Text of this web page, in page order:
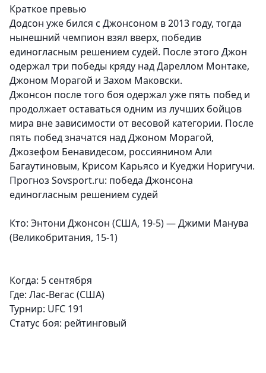
Краткое превью
Додсон уже бился с Джонсоном в 2013 году, тогда
нынешний чемпион взял вверх, победив
единогласным решением судей. После этого Джон
одержал три победы кряду над Дареллом Монтаке,
Джоном Морагой и Захом Маковски.
Джонсон после того боя одержал уже пять побед и
продолжает оставаться одним из лучших бойцов
мира вне зависимости от весовой категории. После
пять побед значатся над Джоном Морагой,
Джозефом Бенавидесом, россиянином Али
Багаутиновым, Крисом Карьясо и Куеджи Норигучи.
Прогноз Sovsport.ru: победа Джонсона
единогласным решением судей
Кто: Энтони Джонсон (США, 19-5) — Джими Манува
(Великобритания, 15-1)
Когда: 5 сентября
Где: Лас-Вегас (США)
Турнир: UFC 191
Статус боя: рейтинговый